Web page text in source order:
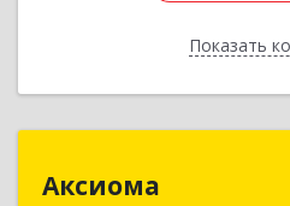
Показать
Аксиома